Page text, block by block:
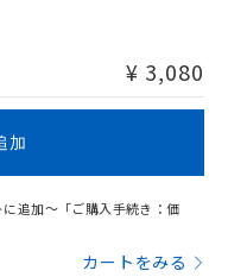
があります。
¥ 3,080
加
追加～「ご購入手続き：価
カートをみる